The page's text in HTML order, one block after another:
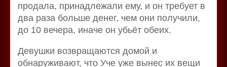
продала, принадлежали ему, и он требует в
два раза больше денег, чем они получили,
до 10 вечера, иначе он убьёт обеих.
Девушки возвращаются домой и
обнаруживают, что Уче уже вынес их вещи